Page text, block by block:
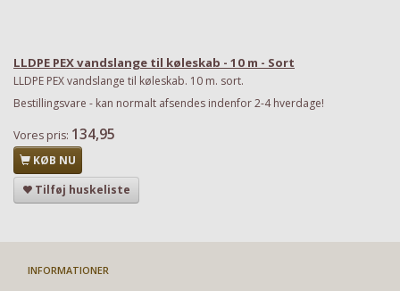
LLDPE PEX vandslange til køleskab - 10 m - Sort
LLDPE PEX vandslange til køleskab. 10 m. sort.
Bestillingsvare - kan normalt afsendes indenfor 2-4 hverdage!
Vores pris: 134,95
KØB NU
Tilføj huskeliste
INFORMATIONER